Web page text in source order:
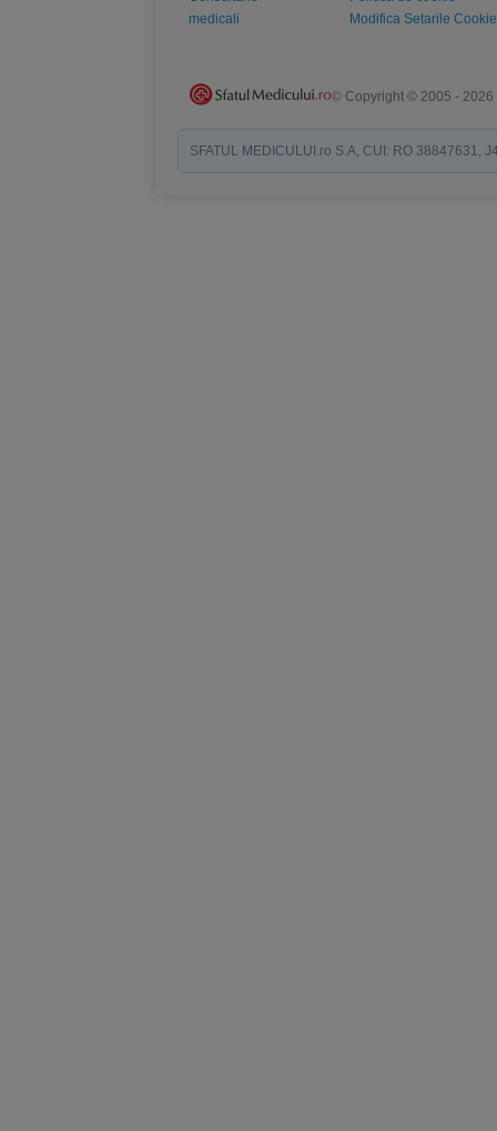
medicali
Modifica Setarile Cookie
© Copyright © 2005 - 2026
SFATUL MEDICULUI.ro S.A, CUI: RO 38847631,